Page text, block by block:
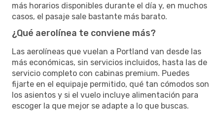
más horarios disponibles durante el día y, en muchos
casos, el pasaje sale bastante más barato.
¿Qué aerolínea te conviene más?
Las aerolíneas que vuelan a Portland van desde las
más económicas, sin servicios incluidos, hasta las de
servicio completo con cabinas premium. Puedes
fijarte en el equipaje permitido, qué tan cómodos son
los asientos y si el vuelo incluye alimentación para
escoger la que mejor se adapte a lo que buscas.